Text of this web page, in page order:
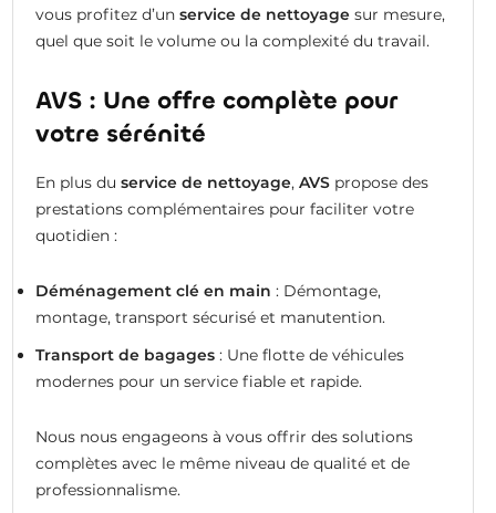
vous profitez d’un service de nettoyagesur mesure,
quel que soit le volume ou la complexité du travail.
AVS : Une offre complète pour
votre sérénité
En plus du service de nettoyage, AVSpropose des
prestations complémentaires pour faciliter votre
quotidien :
Déménagement clé en main : Démontage,
montage, transport sécurisé et manutention.
Transport de bagages: Une flotte de véhicules
modernes pour un service fiable et rapide.
Nous nous engageons à vous offrir des solutions
complètes avec le même niveau de qualité et de
professionnalisme.